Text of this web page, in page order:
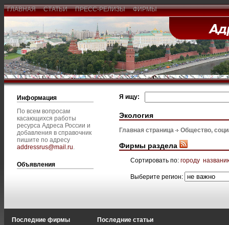
ГЛАВНАЯ СТАТЬИ ПРЕСС-РЕЛИЗЫ ФИРМЫ
Информация
По всем вопросам
касающихся работы
ресурса Адреса России и
добавления в справочник
пишите по адресу
addressrus@mail.ru.
Объявления
Я ищу:
Экология
Главная страница Общество,
Фирмы раздела
Сортировать по: городу
Выберите регион:
Последние фирмы Последние статьи